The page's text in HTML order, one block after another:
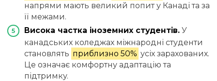
напрями мають великий попит у Канаді та за
її межами.
Висока частка іноземних студентів. У
канадських коледжах міжнародні студенти
становлять приблизно 50% усіх зарахованих.
Це означає комфортну адаптацію та
підтримку.